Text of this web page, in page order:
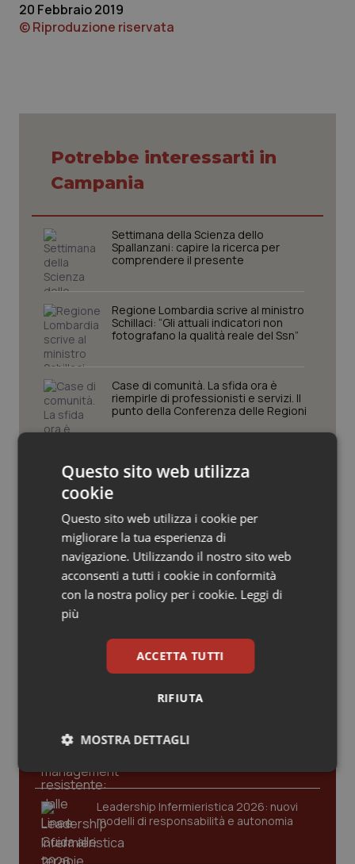
Liguria
Piemonte
Provincia Autonoma di Bolzano
Provincia Autonoma di Trento
Puglia
Sardegna
Sicilia
Toscana
Umbria
Valle D’Aosta
Veneto
Disturbi dell’umore
HIV
Infezioni & Febbre
Ipertensione & Scompenso
Malattie rare
Malattia di Crohn & Rettocolite Ulcerosa
Neuroscienze & patologie neurodegenerative
Obesità
Oftalmologia
Oncodermatologia
Oncoematologia
Oncologia & Nutrizione
Psoriasi & pelle
Quotidiano Cardiologia
Quotidiano Pediatria
Rene & patologie urogenitali
20 Febbraio 2019
© Riproduzione riservata
Potrebbe interessarti in
Campania
Settimana della Scienza dello
Spallanzani: capire la ricerca per
comprendere il presente
Regione Lombardia scrive al ministro
Schillaci: “Gli attuali indicatori non
fotografano la qualità reale del Ssn”
Case di comunità. La sfida ora è
riempirle di professionisti e servizi. Il
punto della Conferenza delle Regioni
criticità riscontrate, stop al
Ultime analisi e review da QS Pro
Gold
Cloud sanitario: infrastrutture,
compliance, GDPR e Risk management
dalle Linee Guida alle terapie innovative
Leadership Infermieristica 2026: nuovi
modelli di responsabilità e autonomia
Questo sito web utilizza
cookie
Questo sito web utilizza i cookie per
migliorare la tua esperienza di
navigazione. Utilizzando il nostro sito web
acconsenti a tutti i cookie in conformità
con la nostra policy per i cookie. Leggi di
più
ACCETTA TUTTI
RIFIUTA
MOSTRA DETTAGLI
Necessari Statistici Marketing